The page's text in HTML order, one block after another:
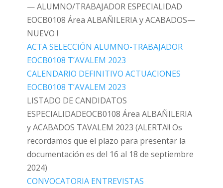
— ALUMNO/TRABAJADOR ESPECIALIDAD
EOCB0108 Área ALBAÑILERIA y ACABADOS—
NUEVO !
ACTA SELECCIÓN ALUMNO-TRABAJADOR
EOCB0108 T’AVALEM 2023
CALENDARIO DEFINITIVO ACTUACIONES
EOCB0108 T’AVALEM 2023
LISTADO DE CANDIDATOS
ESPECIALIDADEOCB0108 Área ALBAÑILERIA
y ACABADOS TAVALEM 2023 (ALERTA!! Os
recordamos que el plazo para presentar la
documentación es del 16 al 18 de septiembre
2024)
CONVOCATORIA ENTREVISTAS